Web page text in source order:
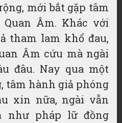
mới bắt gặp tâm
Âm. Khác với
tham lam khổ đau,
Âm cứu mà ngài
đâu. Nay qua một
tâm hành giả phóng
xin nữa, ngài vẫn
như pháp lữ đồng